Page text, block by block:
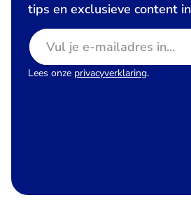
tips en exclusieve content
E-mailadres
Lees onze privacyverklaring.